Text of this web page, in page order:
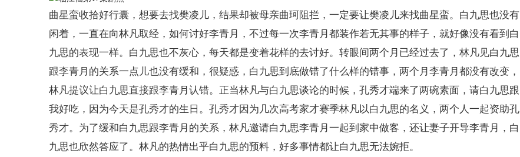
曲星蛮收拾好行囊，想要去找樊凌儿，结果却被母亲曲珂阻拦，一定要让樊凌儿来找曲星蛮。白九思也没有
闲着，一直在向林凡取经，如何讨好李青月，不过每一次李青月都装作若无其事的样子，就好像没有看到白
九思的表现一样。白九思也不灰心，每天都是变着花样的去讨好。转眼间两个月已经过去了，林凡见白九思
跟李青月的关系一点儿也没有缓和，很疑惑，白九思到底做错了什么样的错事，两个月李青月都没有改变，
林凡提议让白九思直接跟李青月认错。正当林凡与白九思谈论的时候，孔秀才端来了两碗素面，请白九思跟
我好吃，因为今天是孔秀才的生日。孔秀才因为几次高考家才赛季林凡以白九思的名义，两个人一起资助孔
秀才。为了缓和白九思跟李青月的关系，林凡邀请白九思李青月一起到家中做客，还让妻子开导李青月，白
九思也欣然答应了。林凡的热情出乎白九思的预料，好多事情都让白九思无法婉拒。